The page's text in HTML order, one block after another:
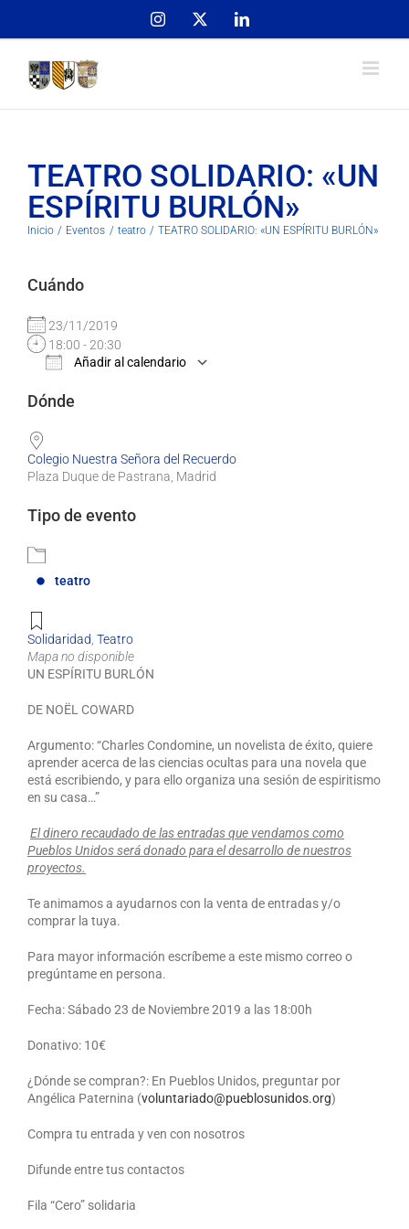
content
Instagram LinkedIn
TEATRO SOLIDARIO: «UN
ESPÍRITU BURLÓN»
Inicio Eventos teatro TEATRO SOLIDARIO: «UN ESPÍRITU BURLÓN»
Cuándo
23/11/2019
18:00 - 20:30
Añadir al calendario
Dónde
Colegio Nuestra Señora del Recuerdo
Plaza Duque de Pastrana, Madrid
Tipo de evento
teatro
Solidaridad Teatro
Mapa no disponible
UN ESPÍRITU BURLÓN
DE NOËL COWARD
Argumento: “Charles Condomine, un novelista de éxito, quiere
aprender acerca de las ciencias ocultas para una novela que
está escribiendo, y para ello organiza una sesión de espiritismo
en su casa…”
El dinero recaudado de las entradas que vendamos como
Pueblos Unidos será donado para el desarrollo de nuestros
proyectos.
Te animamos a ayudarnos con la venta de entradas y/o
comprar la tuya.
Para mayor información escríbeme a este mismo correo o
pregúntame en persona.
Fecha:Sábado 23 de Noviembre 2019 a las 18:00h
Donativo: 10€
¿Dónde se compran?: En Pueblos Unidos, preguntar por
Angélica Paternina (voluntariado@pueblosunidos.org)
Compra tu entrada y ven con nosotros
Difunde entre tus contactos
Fila “Cero” solidaria